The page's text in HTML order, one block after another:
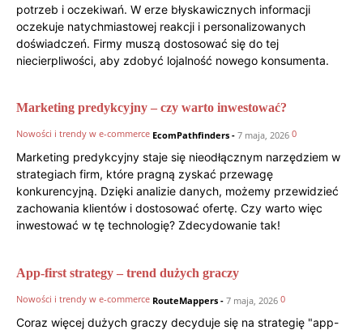
potrzeb i oczekiwań. W erze błyskawicznych informacji
oczekuje natychmiastowej reakcji i personalizowanych
doświadczeń. Firmy muszą dostosować się do tej
niecierpliwości, aby zdobyć lojalność nowego konsumenta.
Marketing predykcyjny – czy warto inwestować?
Nowości i trendy w e-commerce EcomPathfinders - 7 maja, 2026 0
Marketing predykcyjny staje się nieodłącznym narzędziem w
strategiach firm, które pragną zyskać przewagę
konkurencyjną. Dzięki analizie danych, możemy przewidzieć
zachowania klientów i dostosować ofertę. Czy warto więc
inwestować w tę technologię? Zdecydowanie tak!
App-first strategy – trend dużych graczy
Nowości i trendy w e-commerce RouteMappers - 7 maja, 2026 0
Coraz więcej dużych graczy decyduje się na strategię "app-